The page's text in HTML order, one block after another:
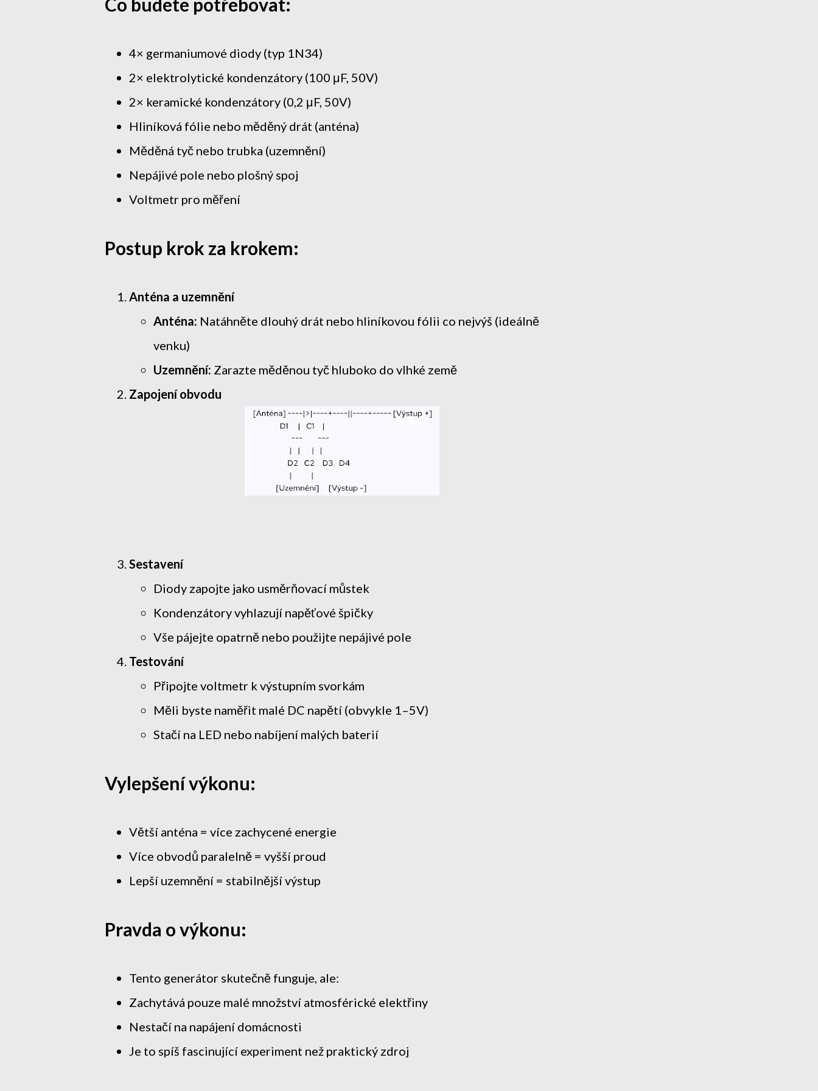
4× germaniumové diody (typ 1N34)
2× elektrolytické kondenzátory (100 μF, 50V)
2× keramické kondenzátory (0,2 μF, 50V)
Hliníková fólie nebo měděný drát (anténa)
Měděná tyč nebo trubka (uzemnění)
Nepájivé pole nebo plošný spoj
Voltmetr pro měření
Postup krok za krokem:
Anténa a uzemnění
Anténa: Natáhněte dlouhý drát nebo hliníkovou fólii co nejvýš (ideálně
venku)
Uzemnění: Zarazte měděnou tyč hluboko do vlhké země
Zapojení obvodu
Sestavení
Diody zapojte jako usměrňovací můstek
Kondenzátory vyhlazují napěťové špičky
Vše pájejte opatrně nebo použijte nepájivé pole
Testování
Připojte voltmetr k výstupním svorkám
Měli byste naměřit malé DC napětí (obvykle 1–5V)
Stačí na LED nebo nabíjení malých baterií
Vylepšení výkonu:
Větší anténa = více zachycené energie
Více obvodů paralelně = vyšší proud
Lepší uzemnění = stabilnější výstup
Pravda o výkonu:
Tento generátor skutečně funguje, ale:
Zachytává pouze malé množství atmosférické elektřiny
Nestačí na napájení domácnosti
Je to spíš fascinující experiment než praktický zdroj